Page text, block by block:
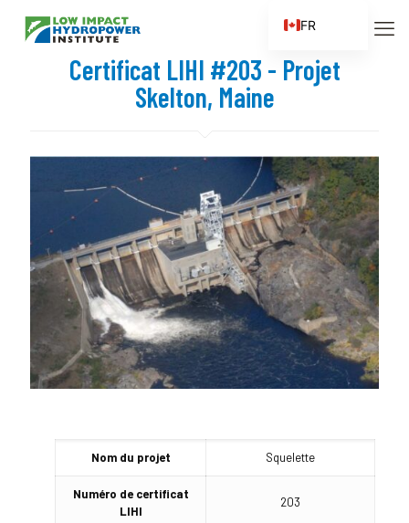
Certificat LIHI #203 - Projet
Skelton, Maine
Nom du projet Squelette
Numéro de certificat
LIHI
203
FR
ES